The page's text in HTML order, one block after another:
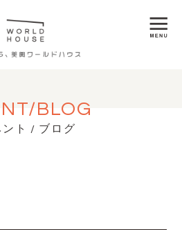
BLOG
ント / ブログ